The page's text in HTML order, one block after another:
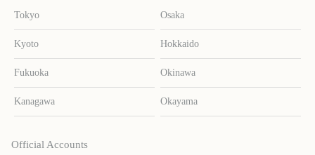
Tokyo Osaka
Kyoto Hokkaido
Fukuoka Okinawa
Kanagawa Okayama
Official Accounts